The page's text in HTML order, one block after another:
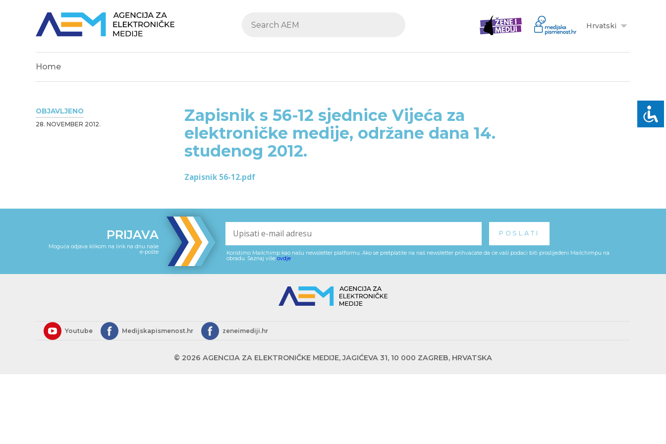
Hrvatski
Home
OBJAVLJENO
28. NOVEMBER 2012.
Zapisnik s 56-12 sjednice Vijeća za
elektroničke medije, održane dana 14.
studenog 2012.
Zapisnik 56-12.pdf
PRIJAVA
Moguća odjava klikom na link na dnu naše
e-pošte
Koristimo Mailchimp kao našu newsletter platformu. Ako se pretplatite na naš newsletter prihvaćate da će vaši podaci biti proslijeđeni Mailchimpu na
obradu. Saznaj više ovdje.
Youtube Medijskapismenost.hr zeneimediji.hr
© 2026 AGENCIJA ZA ELEKTRONIČKE MEDIJE, JAGIĆEVA 31, 10 000 ZAGREB, HRVATSKA